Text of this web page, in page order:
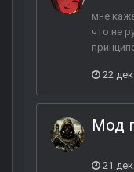
мне
что не
22
Мод
21